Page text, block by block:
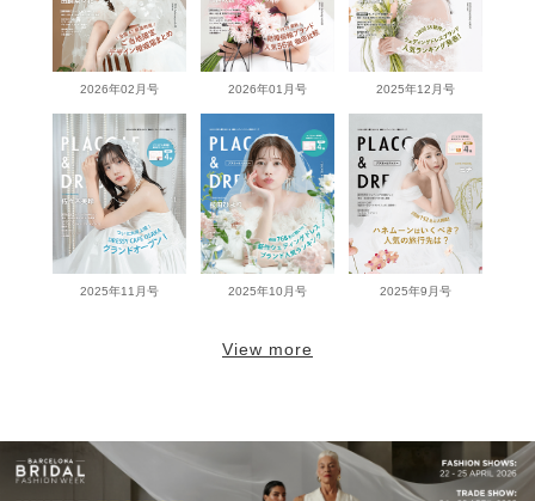
2026年02月号 2026年01月号 2025年12月号
2025年11月号 2025年10月号 2025年9月号
View more